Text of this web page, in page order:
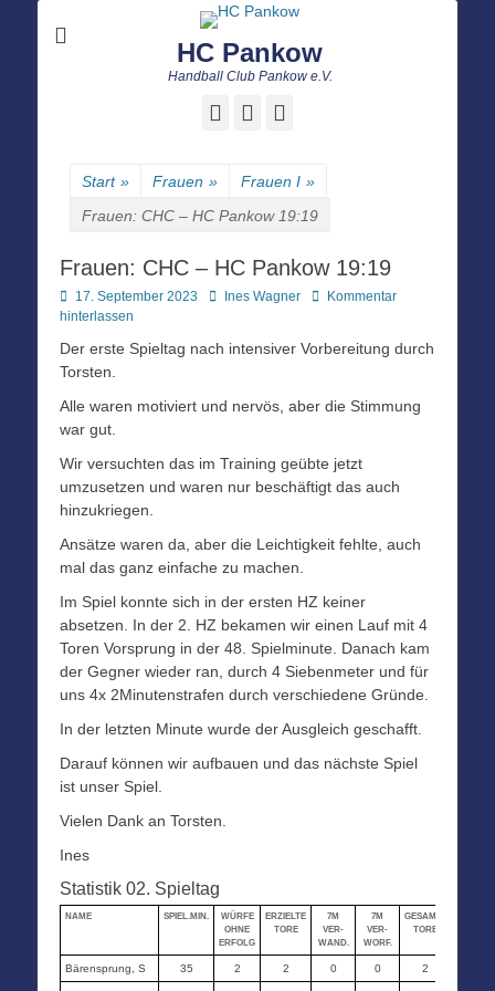
HC Pankow
Handball Club Pankow e.V.
Facebook
Start » Frauen » Frauen I »
Frauen: CHC – HC Pankow 19:19
Frauen: CHC – HC Pankow 19:19
Posted
on
17. September 2023 AutorInes Wagner
Kommentar
hinterlassen
Der erste Spieltag nach intensiver Vorbereitung durch
Torsten.
Alle waren motiviert und nervös, aber die Stimmung
war gut.
Wir versuchten das im Training geübte jetzt
umzusetzen und waren nur beschäftigt das auch
hinzukriegen.
Ansätze waren da, aber die Leichtigkeit fehlte, auch
mal das ganz einfache zu machen.
Im Spiel konnte sich in der ersten HZ keiner
absetzen. In der 2. HZ bekamen wir einen Lauf mit 4
Toren Vorsprung in der 48. Spielminute. Danach kam
der Gegner wieder ran, durch 4 Siebenmeter und für
uns 4x 2Minutenstrafen durch verschiedene Gründe.
In der letzten Minute wurde der Ausgleich geschafft.
Darauf können wir aufbauen und das nächste Spiel
ist unser Spiel.
Vielen Dank an Torsten.
Ines
Statistik 02. Spieltag
NAME SPIEL.MIN.
WÜRFE
OHNE
ERFOLG
ERZIELTE
TORE
7M
VER-
WAND.
7M
VER-
WORF.
GESAMT-
TORE
Bärensprung, S 35 2 2 0 0 2